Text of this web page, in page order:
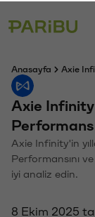
Anasayfa Axie
Axie
Axie Infinity'in
Performansını
iyi analiz edin.
8 Ekim 2025